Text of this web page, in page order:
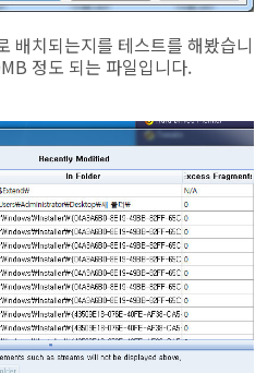
배치되는지를 테스트를 해봤습니
정도 되는 파일입니다.